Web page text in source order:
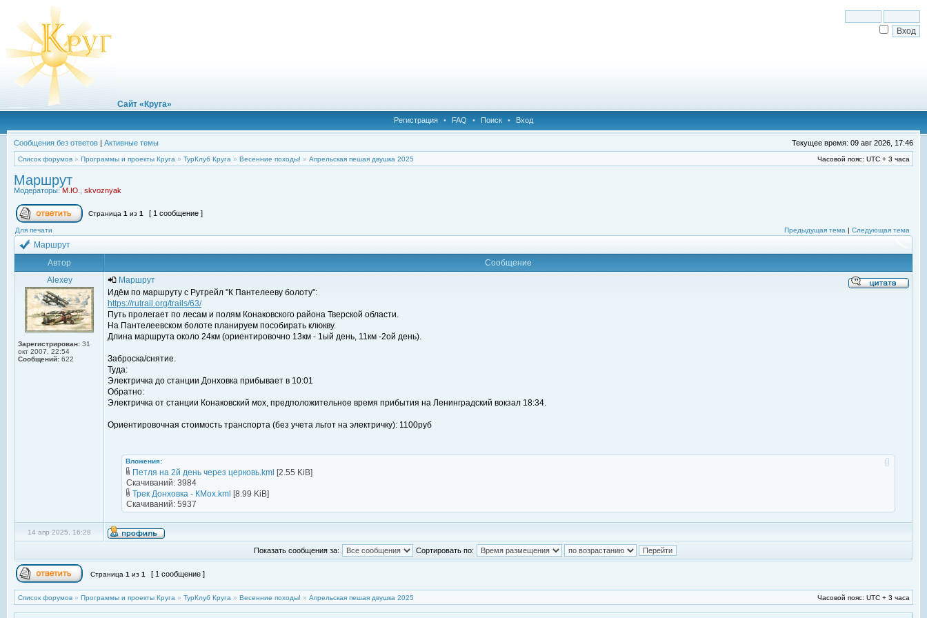
Сайт «Круга»
Регистрация • FAQ • Поиск • Вход
Сообщения без ответов | Активные темы Текущее время: 09 авг 2026, 17:46
Список форумов » Программы и проекты Круга » ТурКлуб Круга » Весенние походы! » Апрельская пешая двушка 2025 Часовой пояс: UTC + 3 часа
Маршрут
Модераторы:М.Ю. skvoznyak
Страница 1 из 1 [ 1 сообщение ]
Для печати Предыдущая тема | Следующая тема
Маршрут
Автор
Сообщение
Alexey
Зарегистрирован: 31
окт 2007, 22:54
Сообщений: 622
Маршрут
Идём по маршруту с Рутрейл "К Пантелееву болоту":
https://rutrail.org/trails/63/
Путь пролегает по лесам и полям Конаковского района Тверской области.
На Пантелеевском болоте планируем пособирать клюкву.
Длина маршрута около 24км (ориентировочно 13км - 1ый день, 11км -2ой день).
Заброска/снятие.
Туда:
Электричка до станции Донховка прибывает в 10:01
Обратно:
Электричка от станции Конаковский мох, предположительное время прибытия на Ленинградский вокзал 18:34.
Ориентировочная стоимость транспорта (без учета льгот на электричку): 1100руб
Вложения:
Петля на 2й день через церковь.kml [2.55 KiB]
Скачиваний: 3984
Трек Донховка - КМох.kml [8.99 KiB]
Скачиваний: 5937
14 апр 2025, 16:28
Показать сообщения за: Сортировать по:
Страница 1 из 1 [ 1 сообщение ]
Список форумов » Программы и проекты Круга » ТурКлуб Круга » Весенние походы! » Апрельская пешая двушка 2025 Часовой пояс: UTC + 3 часа